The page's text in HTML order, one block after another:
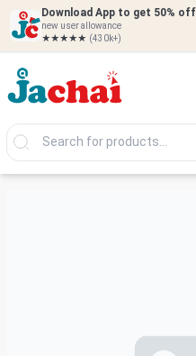
Download App to get 50% off
new user allowance
★★★★★ (430k+)